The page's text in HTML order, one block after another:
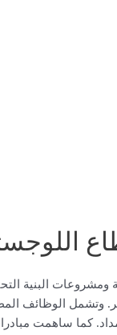
ومشروعات البنية
وتشمل الوظائف
كما ساهمت